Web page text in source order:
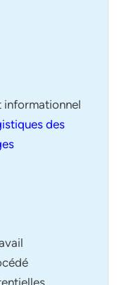
informationnel
des